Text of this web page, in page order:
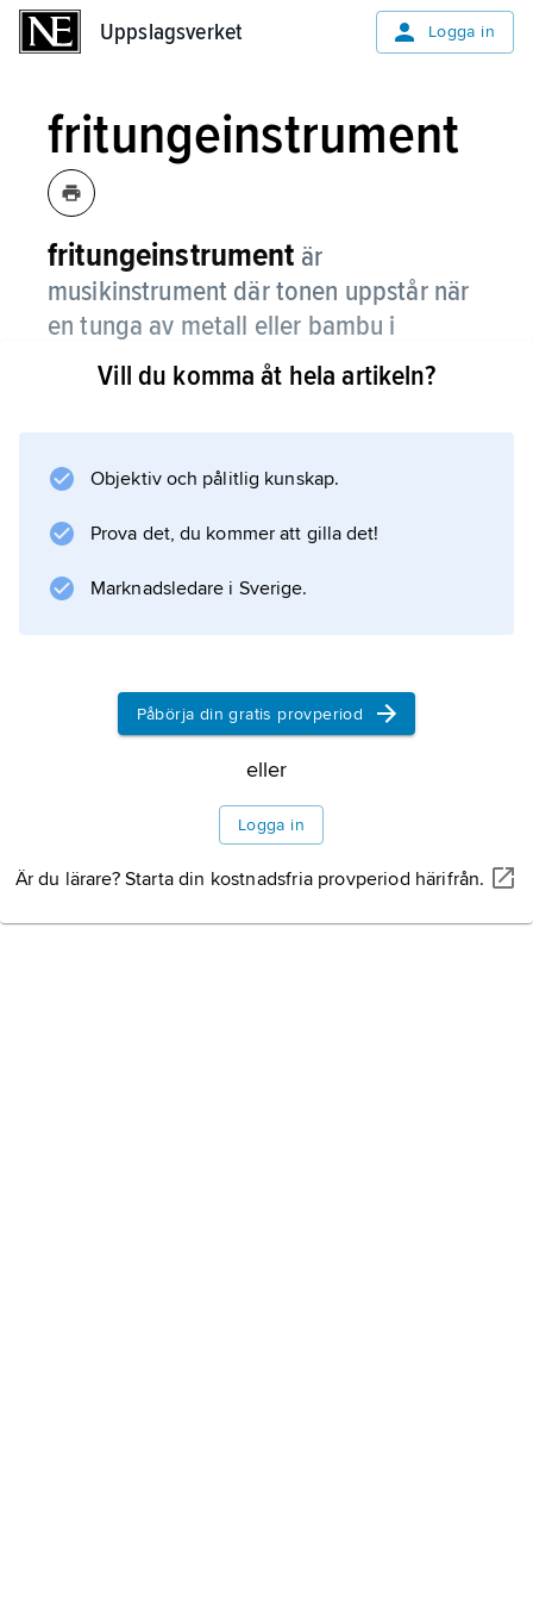
Uppslagsverket Logga in
fritungeinstrument
fritungeinstrument är
musikinstrument där tonen uppstår när
en tunga av metall eller bambu i
instrumentet vibrerar.
främst längden på tungan som avgör vilken
ton.
Vill du komma åt hela artikeln?
Objektiv och pålitlig kunskap.
Prova det, du kommer att gilla det!
Marknadsledare i Sverige.
Påbörja din gratis provperiod
eller
Logga in
Är du lärare? Starta din kostnadsfria provperiod härifrån.